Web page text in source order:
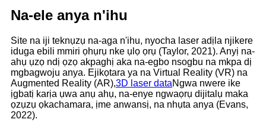
Na-ele anya n'ihu
Site na iji teknụzụ na-aga n'ihu, nyocha laser adịla njikere
iduga ebili mmiri ọhụrụ nke ụlọ ọrụ (Taylor, 2021). Anyị na-
ahụ ụzọ ndị ọzọ akpaghị aka na-egbo nsogbu na mkpa dị
mgbagwoju anya. Ejikọtara ya na Virtual Reality (VR) na
Augmented Reality (AR),3D laser dataNgwa nwere ike
ịgbatị karịa ụwa anụ ahụ, na-enye ngwaọrụ dijitalụ maka
ọzụzụ ọkachamara, ịme anwansị, na nhụta anya (Evans,
2022).